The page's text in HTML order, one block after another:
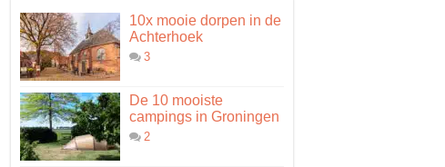
10x mooie dorpen in de
Achterhoek
3
De 10 mooiste
campings in Groningen
2